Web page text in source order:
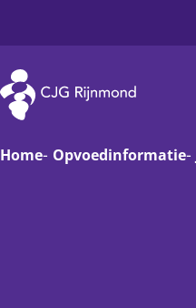
CJG Rijnmond
Home Opvoedinformatie